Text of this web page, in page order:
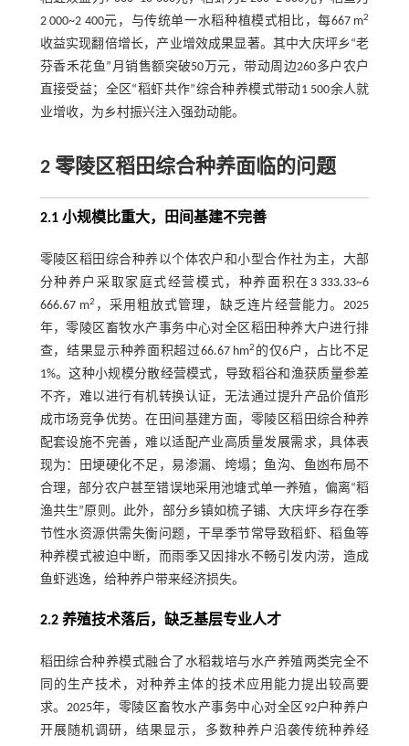
2 000~2 400元，与传统单一水稻种植模式相比，每667 m2
收益实现翻倍增长，产业增效成果显著。其中大庆坪乡“老
芬香禾花鱼”月销售额突破50万元，带动周边260多户农户
直接受益；全区“稻虾共作”综合种养模式带动1 500余人就
业增收，为乡村振兴注入强劲动能。
2 零陵区稻田综合种养面临的问题
2.1 小规模比重大，田间基建不完善
零陵区稻田综合种养以个体农户和小型合作社为主，大部
分种养户采取家庭式经营模式，种养面积在3 333.33~6
666.67 m2 ，采用粗放式管理，缺乏连片经营能力。2025
年，零陵区畜牧水产事务中心对全区稻田种养大户进行排
查，结果显示种养面积超过66.67 hm2 的仅6户，占比不足
1%。这种小规模分散经营模式，导致稻谷和渔获质量参差
不齐，难以进行有机转换认证，无法通过提升产品价值形
成市场竞争优势。在田间基建方面，零陵区稻田综合种养
配套设施不完善，难以适配产业高质量发展需求，具体表
现为：田埂硬化不足，易渗漏、垮塌；鱼沟、鱼凼布局不
合理，部分农户甚至错误地采用池塘式单一养殖，偏离“稻
渔共生”原则。此外，部分乡镇如梳子铺、大庆坪乡存在季
节性水资源供需失衡问题，干旱季节常导致稻虾、稻鱼等
种养模式被迫中断，而雨季又因排水不畅引发内涝，造成
鱼虾逃逸，给种养户带来经济损失。
2.2 养殖技术落后，缺乏基层专业人才
稻田综合种养模式融合了水稻栽培与水产养殖两类完全不
同的生产技术，对种养主体的技术应用能力提出较高要
求。2025年，零陵区畜牧水产事务中心对全区92户种养户
开展随机调研，结果显示，多数种养户沿袭传统种养经